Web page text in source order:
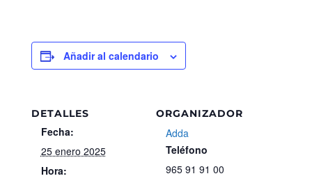
Añadir al calendario
DETALLES
Fecha:
25 enero 2025
Hora:
ORGANIZADOR
Adda
Teléfono
965 91 91 00